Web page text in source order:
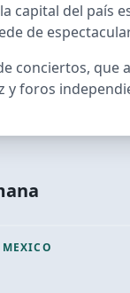
capital del país
de
conciertos, que
y foros